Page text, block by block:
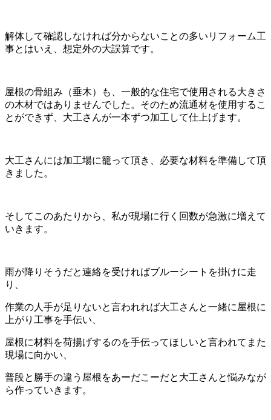
解体して確認しなければ分からないことの多いリフォーム工
事とはいえ、想定外の大誤算です。
屋根の骨組み（垂木）も、一般的な住宅で使用される大きさ
の木材ではありませんでした。そのため流通材を使用するこ
とができず、大工さんが一本ずつ加工して仕上げます。
大工さんには加工場に籠って頂き、必要な材料を準備して頂
きました。
そしてこのあたりから、私が現場に行く回数が急激に増えて
いきます。
雨が降りそうだと連絡を受ければブルーシートを掛けに走
り、
作業の人手が足りないと言われれば大工さんと一緒に屋根に
上がり工事を手伝い、
屋根に材料を荷揚げするのを手伝ってほしいと言われてまた
現場に向かい、
普段と勝手の違う屋根をあーだこーだと大工さんと悩みなが
ら作っていきます。